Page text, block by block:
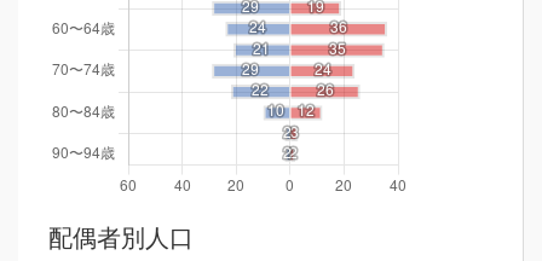
配偶者別人口